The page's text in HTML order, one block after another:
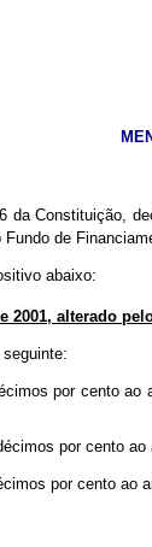
da Constituição,
de
abaixo:
2001, alterado
por cento
por cento
por cento ao